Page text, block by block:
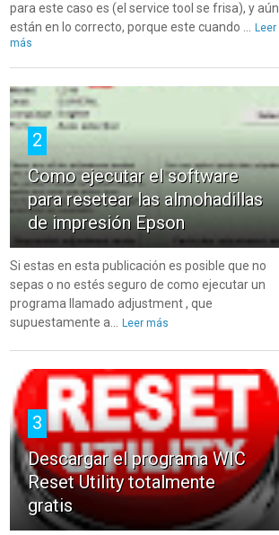
para este caso es (el service tool se frisa), y aún
están en lo correcto, porque este cuando ...
Leer
más
2
Como ejecutar el software
para resetear las almohadillas
de impresión Epson
Si estas en esta publicación es posible que no
sepas o no estés seguro de como ejecutar un
programa llamado adjustment , que
supuestamente a...
Leer más
3
Descargar el programa WIC
Reset Utility totalmente
gratis